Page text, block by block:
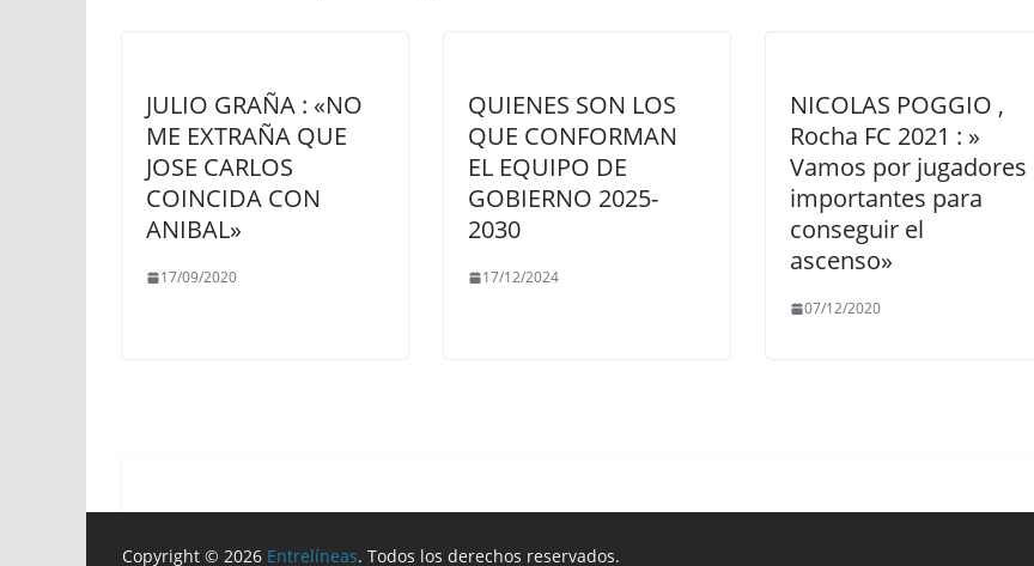
JULIO GRAÑA : «NO
ME EXTRAÑA QUE
JOSE CARLOS
COINCIDA CON
ANIBAL»
17/09/2020
QUIENES SON LOS
QUE CONFORMAN
EL EQUIPO DE
GOBIERNO 2025-
2030
17/12/2024
NICOLAS POGGIO ,
Rocha FC 2021 : »
Vamos por jugadores
importantes para
conseguir el
ascenso»
07/12/2020
Copyright © 2026 Entrelíneas. Todos los derechos reservados.